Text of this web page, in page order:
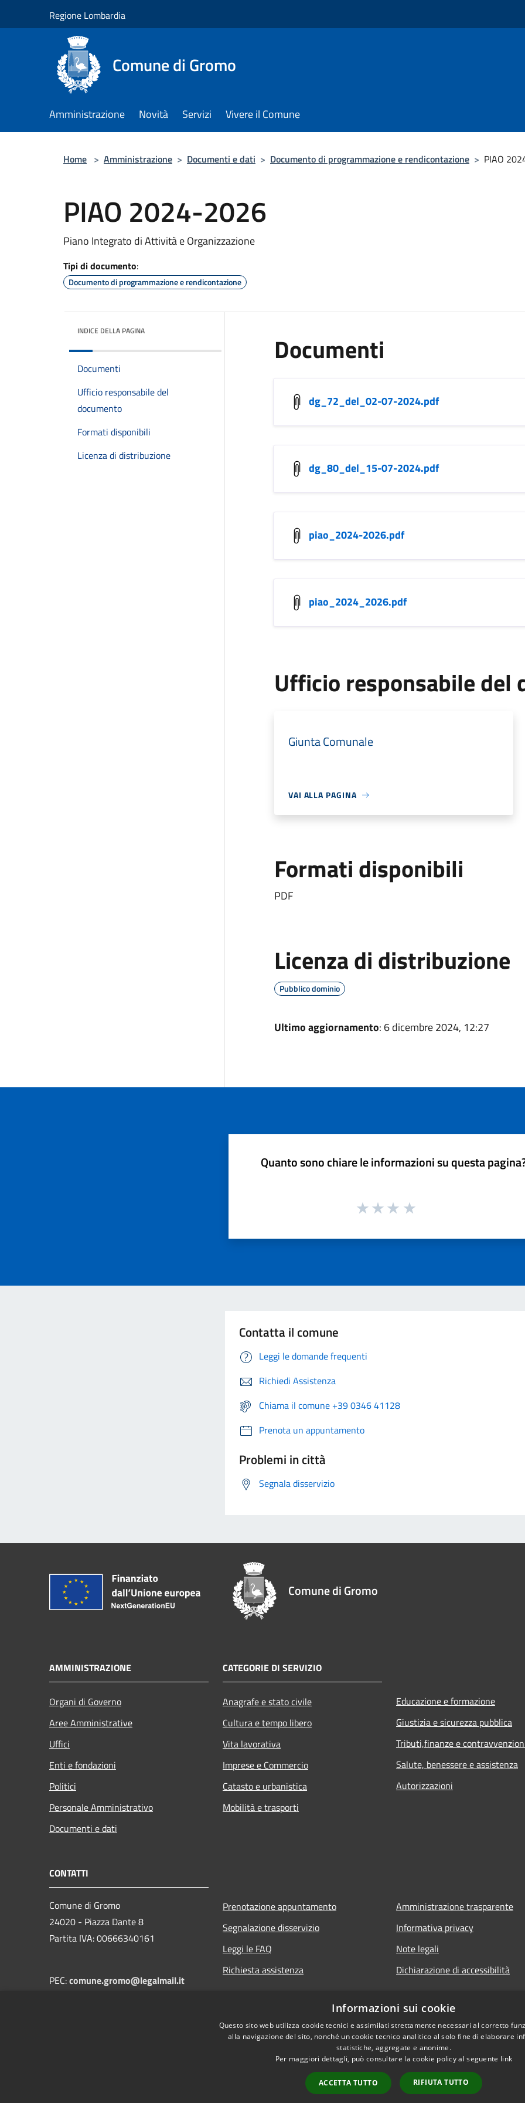
Regione Lombardia
Comune di Gromo
Amministrazione Novità Servizi Vivere il Comune
Home > Amministrazione > Documenti e dati > Documento di programmazione e rendicontazione > PIAO
PIAO 2024-2026
Piano Integrato di Attività e Organizzazione
Tipi di documento:
Documento di programmazione e rendicontazione
INDICE DELLA PAGINA
Documenti
Ufficio responsabile del
documento
Formati disponibili
Licenza di distribuzione
Documenti
dg_72_del_02-07-2024.pdf
dg_80_del_15-07-2024.pdf
piao_2024-2026.pdf
piao_2024_2026.pdf
Ufficio responsabile del
Giunta Comunale
VAI ALLA PAGINA
Formati disponibili
PDF
Licenza di distribuzione
Pubblico dominio
Ultimo aggiornamento: 6 dicembre 2024, 12:27
Quanto sono chiare le informazioni su questa
Contatta il comune
Leggi le domande frequenti
Richiedi Assistenza
Chiama il comune +39 0346 41128
Prenota un appuntamento
Problemi in città
Segnala disservizio
Comune di Gromo
AMMINISTRAZIONE
Organi di Governo
Aree Amministrative
Uffici
Enti e fondazioni
Politici
Personale Amministrativo
Documenti e dati
CATEGORIE DI SERVIZIO
Anagrafe e stato civile
Cultura e tempo libero
Vita lavorativa
Imprese e Commercio
Catasto e urbanistica
Mobilità e trasporti
Educazione e formazione
Giustizia e sicurezza pubblica
Tributi,finanze e
Salute, benessere e assistenza
Autorizzazioni
CONTATTI
Comune di Gromo
24020 - Piazza Dante 8
Partita IVA: 00666340161
PEC:comune.gromo@legalmail.it
Prenotazione appuntamento
Segnalazione disservizio
Leggi le FAQ
Richiesta assistenza
Amministrazione trasparente
Informativa privacy
Note legali
Dichiarazione di accessibilità
Informazioni sui cookie
Questo sito web utilizza cookie tecnici e assimilati strettamente necessari al corretto
alla navigazione del sito, nonché un cookie tecnico analitico al solo fine di elaborare
statistiche, aggregate e anonime.
Per maggiori dettagli, può consultare la cookie policy al seguente link
ACCETTA TUTTO RIFIUTA TUTTO